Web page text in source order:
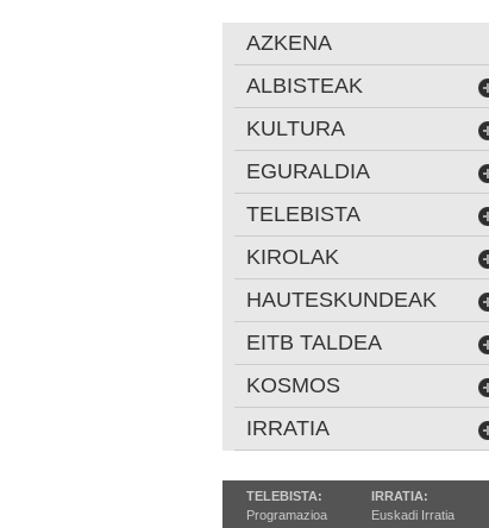
AZKENA
ALBISTEAK
KULTURA
EGURALDIA
TELEBISTA
KIROLAK
HAUTESKUNDEAK
EITB TALDEA
KOSMOS
IRRATIA
TELEBISTA:
Programazioa
IRRATIA:
Euskadi Irratia